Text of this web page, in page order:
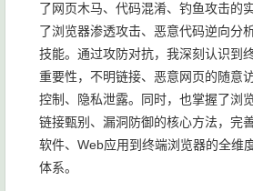
了网页木马、代码混淆、钓鱼攻击的
了浏览器渗透攻击、恶意代码逆向分
技能。通过攻防对抗，我深刻认识到
重要性，不明链接、恶意网页的随意
控制、隐私泄露。同时，也掌握了浏
链接甄别、漏洞防御的核心方法，完
软件、Web应用到终端浏览器的全维
体系。